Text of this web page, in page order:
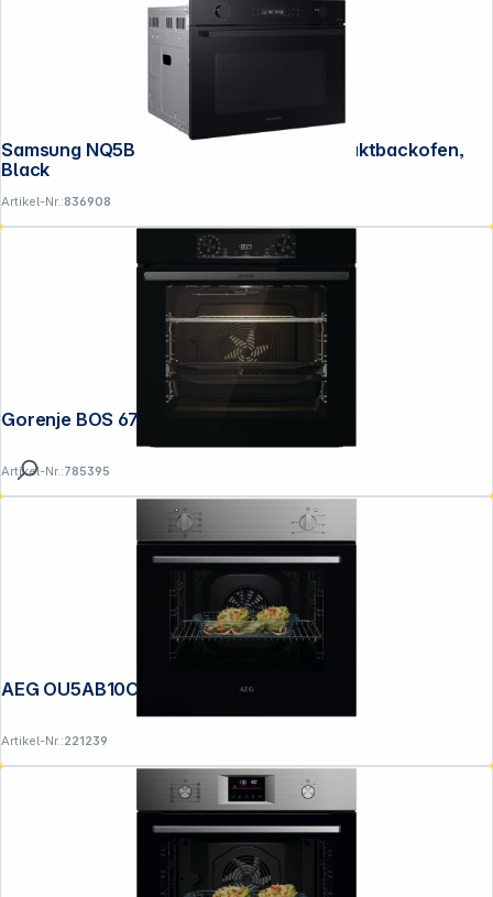
Samsung NQ5B4553FBK/U1 45cm Kompaktbackofen,
Black
Artikel-Nr.:836908
Gorenje BOS 6737 E13BG
Artikel-Nr.:785395
AEG OU5AB10CM Serie 5000
Artikel-Nr.:221239